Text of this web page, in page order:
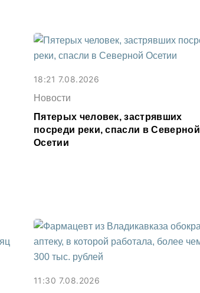
18:21 7.08.2026
Новости
Пятерых человек, застрявших
посреди реки, спасли в Северной
Осетии
11:30 7.08.2026